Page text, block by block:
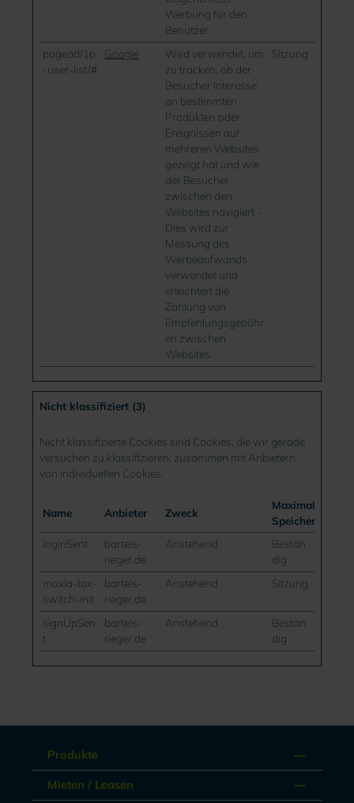
Werbung für den
Benutzer.
pagead/1p
-user-list/#
Google
Wird verwendet, um
zu tracken, ob der
Besucher Interesse
an bestimmten
Produkten oder
Ereignissen auf
mehreren Websites
gezeigt hat und wie
der Besucher
zwischen den
Websites navigiert -
Dies wird zur
Messung des
Werbeaufwands
verwendet und
erleichtert die
Zahlung von
Empfehlungsgebühr
en zwischen
Websites.
Sitzung
Nicht klassifiziert (3)
Nicht klassifizierte Cookies sind Cookies, die wir gerade
versuchen zu klassifizieren, zusammen mit Anbietern
von individuellen Cookies.
Name Anbieter Zweck
Maximale
Speicherdauer
loginSent
bartels-
rieger.de
Anstehend
Bestän
dig
maxia-tax-
switch-init
bartels-
rieger.de
Anstehend Sitzung
signUpSen
t
bartels-
rieger.de
Anstehend
Bestän
dig
Produkte
Mieten / Leasen